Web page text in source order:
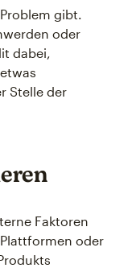
gibt.
oder
dabei,
Stelle der
Faktoren
oder